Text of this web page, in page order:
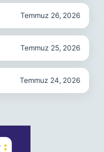
Temmuz 26, 2026
Temmuz 25, 2026
Temmuz 24, 2026